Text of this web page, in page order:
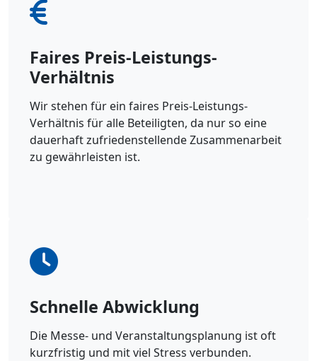
Faires Preis-Leistungs-
Verhältnis
Wir stehen für ein faires Preis-Leistungs-
Verhältnis für alle Beteiligten, da nur so eine
dauerhaft zufriedenstellende Zusammenarbeit
zu gewährleisten ist.
Schnelle Abwicklung
Die Messe- und Veranstaltungsplanung ist oft
kurzfristig und mit viel Stress verbunden.